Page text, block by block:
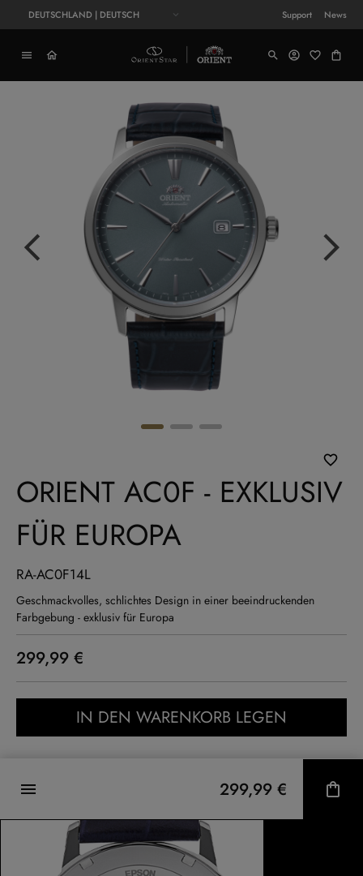
DEUTSCHLAND | DEUTSCH Support News
ORIENT AC0F - EXKLUSIV
FÜR EUROPA
RA-AC0F14L
Geschmackvolles, schlichtes Design in einer beeindruckenden
Farbgebung - exklusiv für Europa
299,99 €
IN DEN WARENKORB LEGEN
299,99 €